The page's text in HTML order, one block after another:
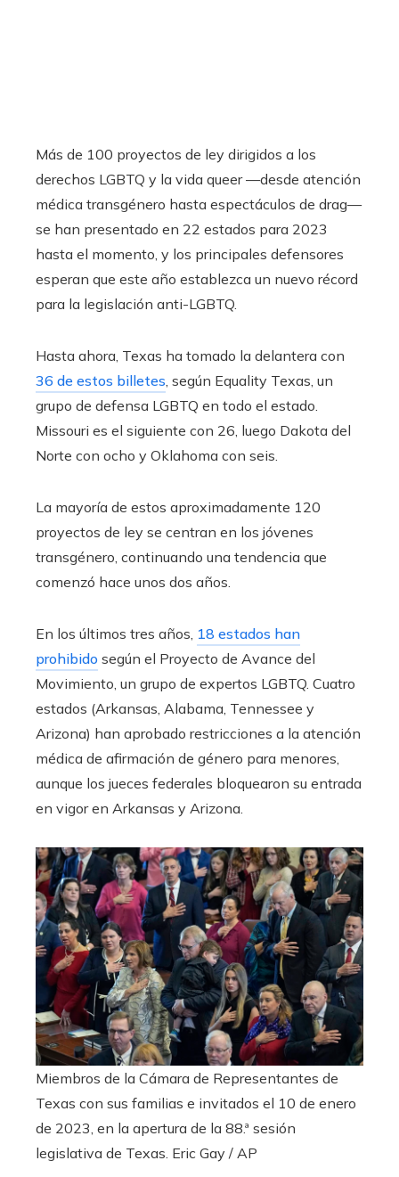
Más de 100 proyectos de ley dirigidos a los
derechos LGBTQ y la vida queer —desde atención
médica transgénero hasta espectáculos de drag—
se han presentado en 22 estados para 2023
hasta el momento, y los principales defensores
esperan que este año establezca un nuevo récord
para la legislación anti-LGBTQ.
Hasta ahora, Texas ha tomado la delantera con
36 de estos billetes, según Equality Texas, un
grupo de defensa LGBTQ en todo el estado.
Missouri es el siguiente con 26, luego Dakota del
Norte con ocho y Oklahoma con seis.
La mayoría de estos aproximadamente 120
proyectos de ley se centran en los jóvenes
transgénero, continuando una tendencia que
comenzó hace unos dos años.
En los últimos tres años, 18 estados han
prohibido según el Proyecto de Avance del
Movimiento, un grupo de expertos LGBTQ. Cuatro
estados (Arkansas, Alabama, Tennessee y
Arizona) han aprobado restricciones a la atención
médica de afirmación de género para menores,
aunque los jueces federales bloquearon su entrada
en vigor en Arkansas y Arizona.
Miembros de la Cámara de Representantes de
Texas con sus familias e invitados el 10 de enero
de 2023, en la apertura de la 88.ª sesión
legislativa de Texas. Eric Gay / AP